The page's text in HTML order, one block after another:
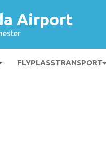
Airport
FLYPLASSTRANSPORT